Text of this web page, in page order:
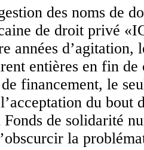
des noms de
de droit privé
années d’agitation,
entières en fin de
financement, le
du bout
Fonds de solidarité
la